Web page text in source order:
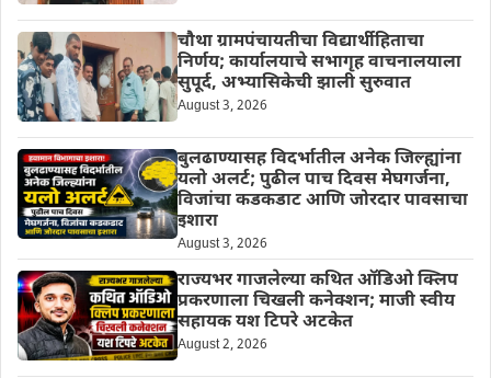
चौथा ग्रामपंचायतीचा विद्यार्थीहिताचा
निर्णय; कार्यालयाचे सभागृह वाचनालयाला
सुपूर्द, अभ्यासिकेची झाली सुरुवात
August 3, 2026
बुलढाण्यासह विदर्भातील अनेक जिल्ह्यांना
यलो अलर्ट; पुढील पाच दिवस मेघगर्जना,
विजांचा कडकडाट आणि जोरदार पावसाचा
इशारा
August 3, 2026
राज्यभर गाजलेल्या कथित ऑडिओ क्लिप
प्रकरणाला चिखली कनेक्शन; माजी स्वीय
सहायक यश टिपरे अटकेत
August 2, 2026